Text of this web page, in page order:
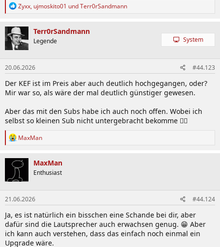
R
k
t
i
o
n
e
n
Zyxx, ujmoskito01 undTerr0rSandmann
Terr0rSandmann
Legende System
20.06.2026 #44.123
Der KEF ist im Preis aber auch deutlich hochgegangen, oder?
Mir war so, als wäre der mal deutlich günstiger gewesen.
Aber das mit den Subs habe ich auch noch offen. Wobei ich
selbst so kleinen Sub nicht untergebracht bekomme 😵‍💫
R
k
t
i
o
n
e
n
:
MaxMan
MaxMan
Enthusiast
21.06.2026 #44.124
Ja, es ist natürlich ein bisschen eine Schande bei dir, aber
dafür sind die Lautsprecher auch erwachsen genug. 😁 Aber
ich kann auch verstehen, dass das einfach noch einmal ein
Upgrade wäre.